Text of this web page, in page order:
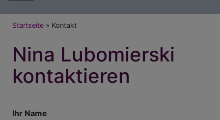
Breadcrumb
Startseite Kontakt
Nina Lubomierski
kontaktieren
Ihr Name